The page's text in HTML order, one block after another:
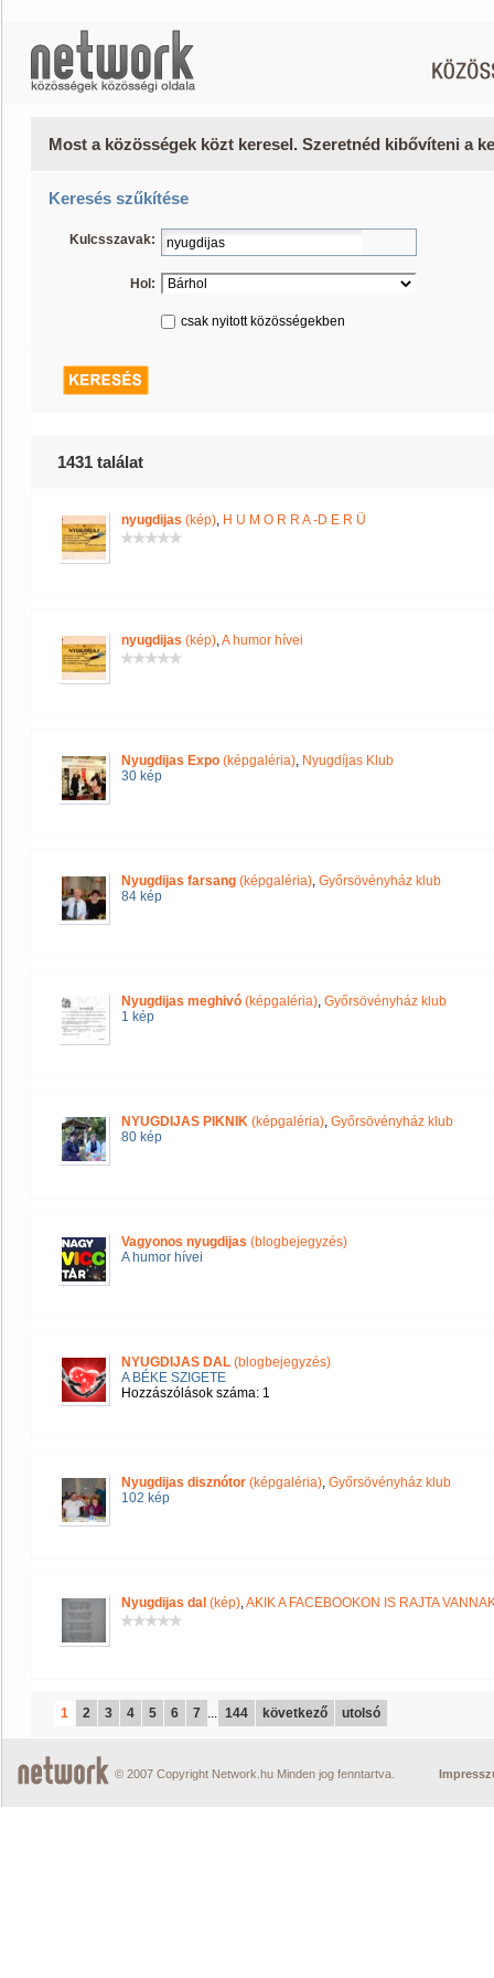
Most a közösségek közt keresel. Szeretnéd kibővíteni a
Keresés szűkítése
Kulcsszavak:
Hol:
csak nyitott közösségekben
1431 találat
nyugdijas (kép), H U M O R R A -D E R Ü
nyugdijas (kép),A humor hívei
Nyugdijas Expo (képgaléria), Nyugdíjas Klub
30 kép
Nyugdijas farsang (képgaléria), Győrsövényház klub
84 kép
Nyugdijas meghivó (képgaléria), Győrsövényház klub
1 kép
NYUGDIJAS PIKNIK (képgaléria), Győrsövényház klub
80 kép
Vagyonos nyugdijas (blogbejegyzés)
A humor hívei
NYUGDIJAS DAL (blogbejegyzés)
A BÉKE SZIGETE
Hozzászólások száma: 1
Nyugdijas disznótor (képgaléria), Győrsövényház klub
102 kép
Nyugdijas dal (kép),AKIK A FACEBOOKON IS RAJTA
1 2 3 4 5 6 7 ... 144 következő utolsó
© 2007 Copyright Network.hu Minden jog fenntartva.